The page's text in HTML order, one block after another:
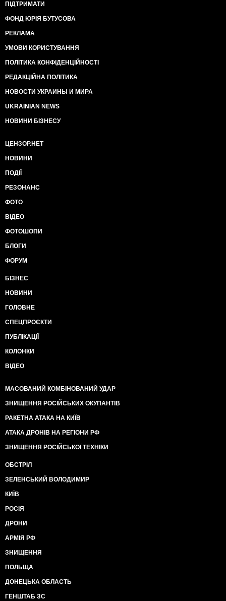
ПІДТРИМАТИ
ФОНД ЮРІЯ БУТУСОВА
РЕКЛАМА
УМОВИ КОРИСТУВАННЯ
ПОЛІТИКА КОНФІДЕНЦІЙНОСТІ
РЕДАКЦІЙНА ПОЛІТИКА
НОВОСТИ УКРАИНЫ И МИРА
UKRAINIAN NEWS
НОВИНИ БІЗНЕСУ
ЦЕНЗОР.НЕТ
НОВИНИ
ПОДІЇ
РЕЗОНАНС
ФОТО
ВІДЕО
ФОТОШОПИ
БЛОГИ
ФОРУМ
БІЗНЕС
НОВИНИ
ГОЛОВНЕ
СПЕЦПРОЄКТИ
ПУБЛІКАЦІЇ
КОЛОНКИ
ВІДЕО
МАСОВАНИЙ КОМБІНОВАНИЙ УДАР
ЗНИЩЕННЯ РОСІЙСЬКИХ ОКУПАНТІВ
РАКЕТНА АТАКА НА КИЇВ
АТАКА ДРОНІВ НА РЕГІОНИ РФ
ЗНИЩЕННЯ РОСІЙСЬКОЇ ТЕХНІКИ
ОБСТРІЛ
ЗЕЛЕНСЬКИЙ ВОЛОДИМИР
КИЇВ
РОСІЯ
ДРОНИ
АРМІЯ РФ
ЗНИЩЕННЯ
ПОЛЬЩА
ДОНЕЦЬКА ОБЛАСТЬ
ГЕНШТАБ ЗС